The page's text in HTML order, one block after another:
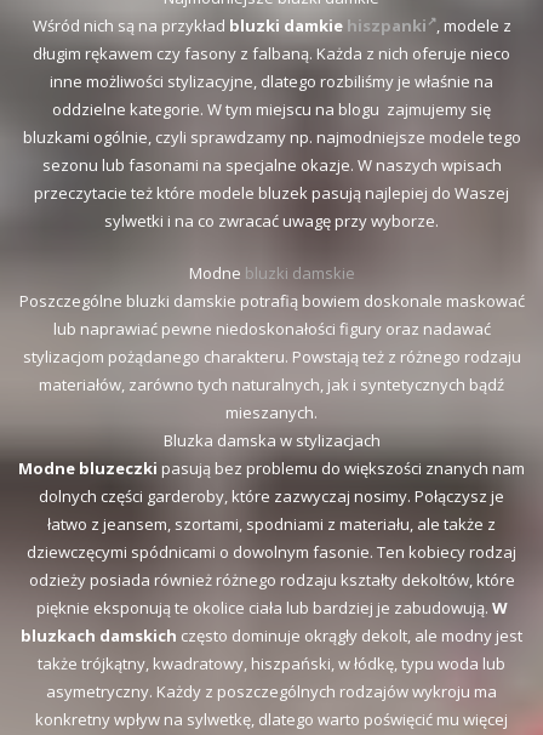
Wśród nich są na przykład bluzki damkie hiszpanki , modele z
długim rękawem czy fasony z falbaną. Każda z nich oferuje nieco
inne możliwości stylizacyjne, dlatego rozbiliśmy je właśnie na
oddzielne kategorie. W tym miejscu na blogu zajmujemy się
bluzkami ogólnie, czyli sprawdzamy np. najmodniejsze modele tego
sezonu lub fasonami na specjalne okazje. W naszych wpisach
przeczytacie też które modele bluzek pasują najlepiej do Waszej
sylwetki i na co zwracać uwagę przy wyborze.
Modne bluzki damskie
Poszczególne bluzki damskie potrafią bowiem doskonale maskować
lub naprawiać pewne niedoskonałości figury oraz nadawać
stylizacjom pożądanego charakteru. Powstają też z różnego rodzaju
materiałów, zarówno tych naturalnych, jak i syntetycznych bądź
mieszanych.
Bluzka damska w stylizacjach
Modne bluzeczki pasują bez problemu do większości znanych nam
dolnych części garderoby, które zazwyczaj nosimy. Połączysz je
łatwo z jeansem, szortami, spodniami z materiału, ale także z
dziewczęcymi spódnicami o dowolnym fasonie. Ten kobiecy rodzaj
odzieży posiada również różnego rodzaju kształty dekoltów, które
pięknie eksponują te okolice ciała lub bardziej je zabudowują. W
bluzkach damskich często dominuje okrągły dekolt, ale modny jest
także trójkątny, kwadratowy, hiszpański, w łódkę, typu woda lub
asymetryczny. Każdy z poszczególnych rodzajów wykroju ma
konkretny wpływ na sylwetkę, dlatego warto poświęcić mu więcej